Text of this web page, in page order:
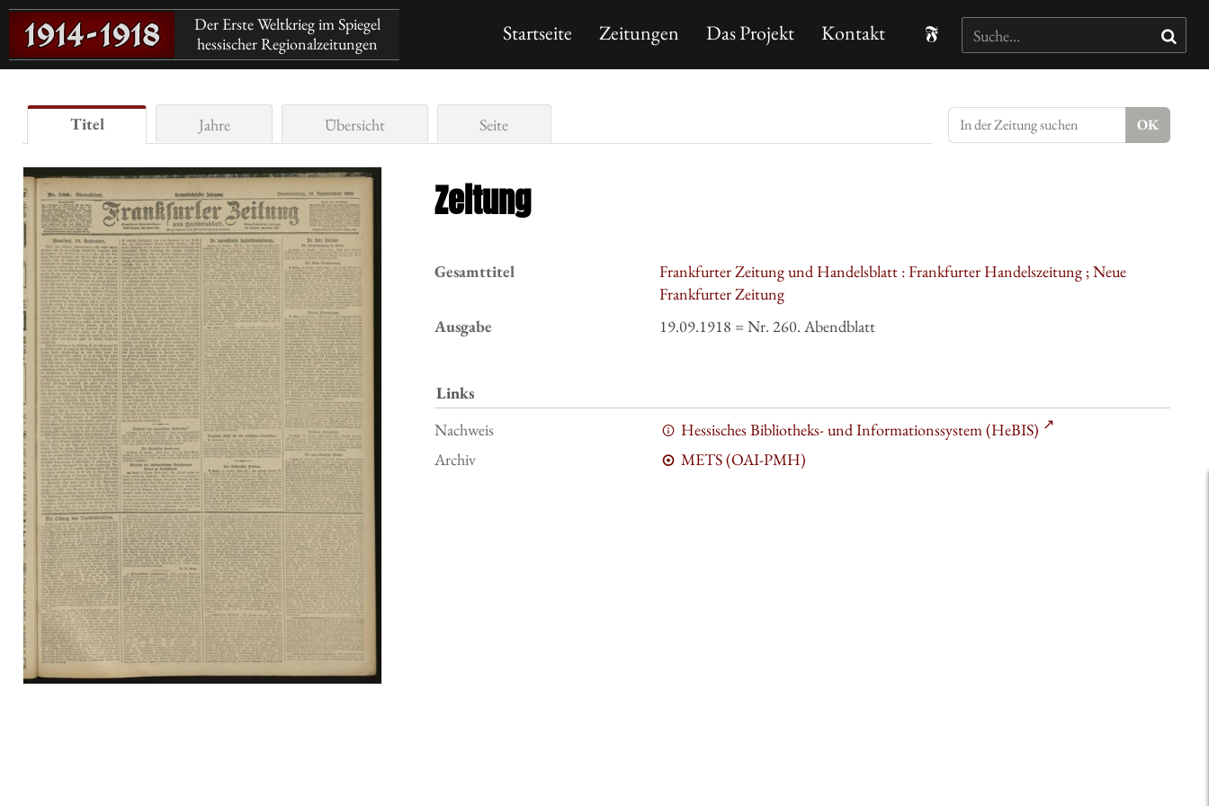
Der Erste Weltkrieg im Spiegel
hessischer Regionalzeitungen
Startseite Zeitungen Das Projekt Kontakt
Titel Jahre Übersicht Seite
Zeitung
Gesamttitel
Frankfurter Zeitung und Handelsblatt : Frankfurter Handelszeitung ; Neue
Frankfurter Zeitung
Ausgabe
19.09.1918 = Nr. 260. Abendblatt
Links
Nachweis
Hessisches Bibliotheks- und Informationssystem (HeBIS)
Archiv
METS (OAI-PMH)